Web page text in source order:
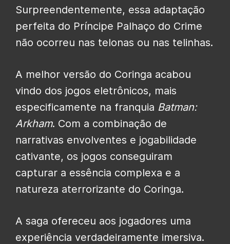
Surpreendentemente, essa adaptação
perfeita do Príncipe Palhaço do Crime
não ocorreu nas telonas ou nas telinhas.
A melhor versão do Coringa acabou
vindo dos jogos eletrônicos, mais
especificamente na franquia Batman:
Arkham. Com a combinação de
narrativas envolventes e jogabilidade
cativante, os jogos conseguiram
capturar a essência complexa e a
natureza aterrorizante do Coringa.
A saga ofereceu aos jogadores uma
experiência verdadeiramente imersiva.